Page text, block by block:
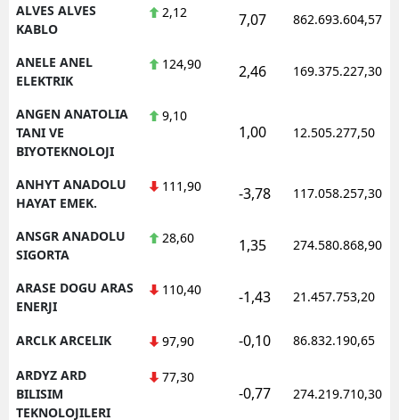
ALVES ALVES
KABLO
2,12 7,07 862.693.604,57
ANELE ANEL
ELEKTRIK
124,90 2,46 169.375.227,30
ANGEN ANATOLIA
TANI VE
BIYOTEKNOLOJI
9,10
1,00 12.505.277,50
ANHYT ANADOLU
HAYAT EMEK.
111,90 -3,78 117.058.257,30
ANSGR ANADOLU
SIGORTA
28,60 1,35 274.580.868,90
ARASE DOGU ARAS
ENERJI
110,40 -1,43 21.457.753,20
ARCLK ARCELIK 97,90 -0,10 86.832.190,65
ARDYZ ARD
BILISIM
TEKNOLOJILERI
77,30
-0,77 274.219.710,30